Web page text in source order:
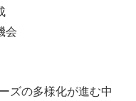
会
ズの多様化が進む中